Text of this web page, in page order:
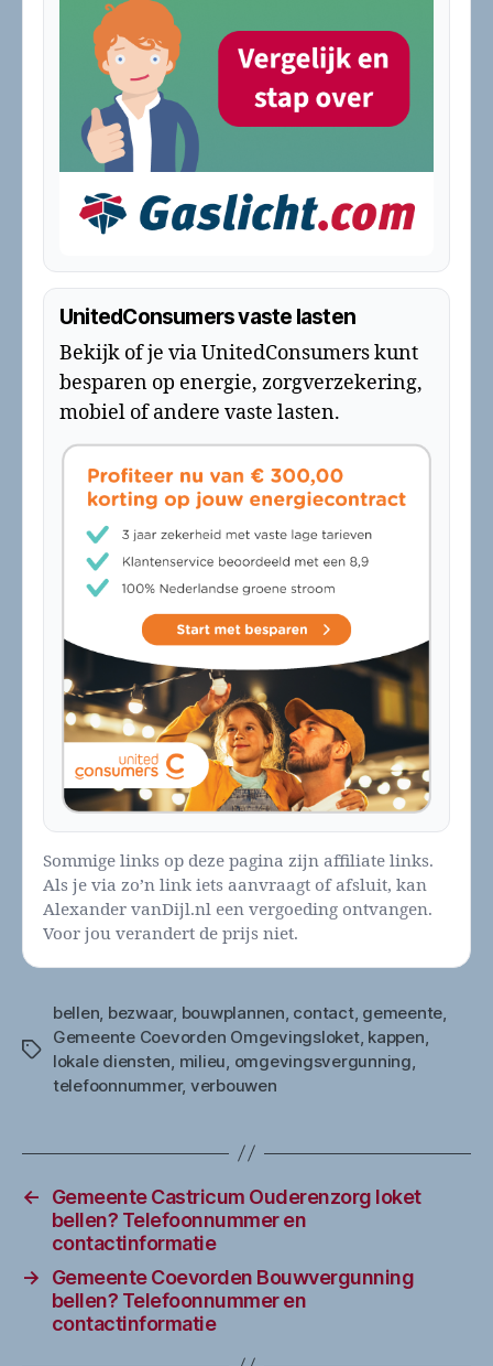
UnitedConsumers vaste lasten
Bekijk of je via UnitedConsumers kunt
besparen op energie, zorgverzekering,
mobiel of andere vaste lasten.
Sommige links op deze pagina zijn affiliate links.
Als je via zo’n link iets aanvraagt of afsluit, kan
Alexander vanDijl.nl een vergoeding ontvangen.
Voor jou verandert de prijs niet.
Tags
bellen bezwaar, bouwplannen contact, gemeente
Gemeente Coevorden Omgevingsloket, kappen
lokale diensten milieu omgevingsvergunning
telefoonnummer, verbouwen
←
Gemeente Castricum Ouderenzorg loket
bellen? Telefoonnummer en
contactinformatie
→
Gemeente Coevorden Bouwvergunning
bellen? Telefoonnummer en
contactinformatie